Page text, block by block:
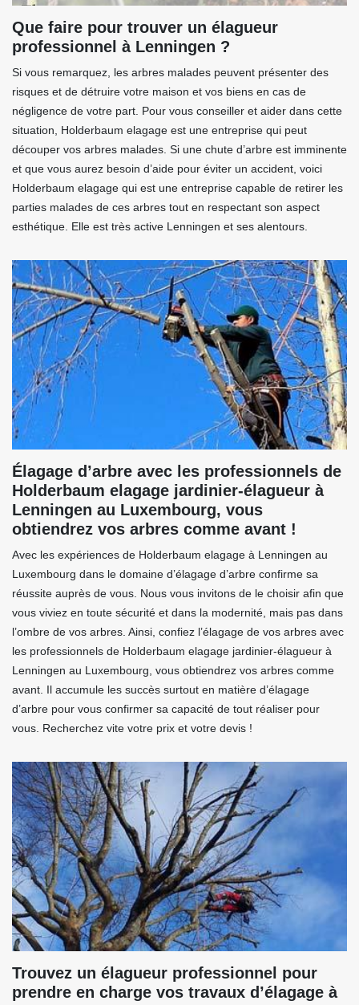
Que faire pour trouver un élagueur
professionnel à Lenningen ?
Si vous remarquez, les arbres malades peuvent présenter des
risques et de détruire votre maison et vos biens en cas de
négligence de votre part. Pour vous conseiller et aider dans cette
situation, Holderbaum elagage est une entreprise qui peut
découper vos arbres malades. Si une chute d’arbre est imminente
et que vous aurez besoin d’aide pour éviter un accident, voici
Holderbaum elagage qui est une entreprise capable de retirer les
parties malades de ces arbres tout en respectant son aspect
esthétique. Elle est très active Lenningen et ses alentours.
Élagage d’arbre avec les professionnels de
Holderbaum elagage jardinier-élagueur à
Lenningen au Luxembourg, vous
obtiendrez vos arbres comme avant !
Avec les expériences de Holderbaum elagage à Lenningen au
Luxembourg dans le domaine d’élagage d’arbre confirme sa
réussite auprès de vous. Nous vous invitons de le choisir afin que
vous viviez en toute sécurité et dans la modernité, mais pas dans
l’ombre de vos arbres. Ainsi, confiez l’élagage de vos arbres avec
les professionnels de Holderbaum elagage jardinier-élagueur à
Lenningen au Luxembourg, vous obtiendrez vos arbres comme
avant. Il accumule les succès surtout en matière d’élagage
d’arbre pour vous confirmer sa capacité de tout réaliser pour
vous. Recherchez vite votre prix et votre devis !
Trouvez un élagueur professionnel pour
prendre en charge vos travaux d’élagage à